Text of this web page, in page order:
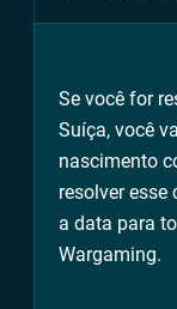
Se você for
Suíça, você
nascimento
resolver esse
a data para
Wargaming.